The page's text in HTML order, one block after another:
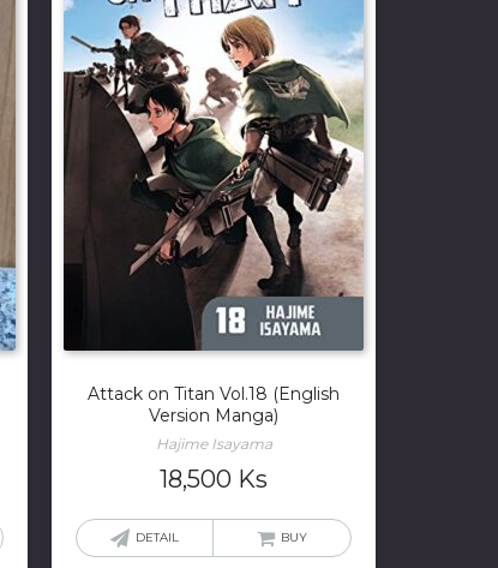
Attack on Titan Vol.18 (English
Version Manga)
Hajime Isayama
18,500 Ks
DETAIL BUY